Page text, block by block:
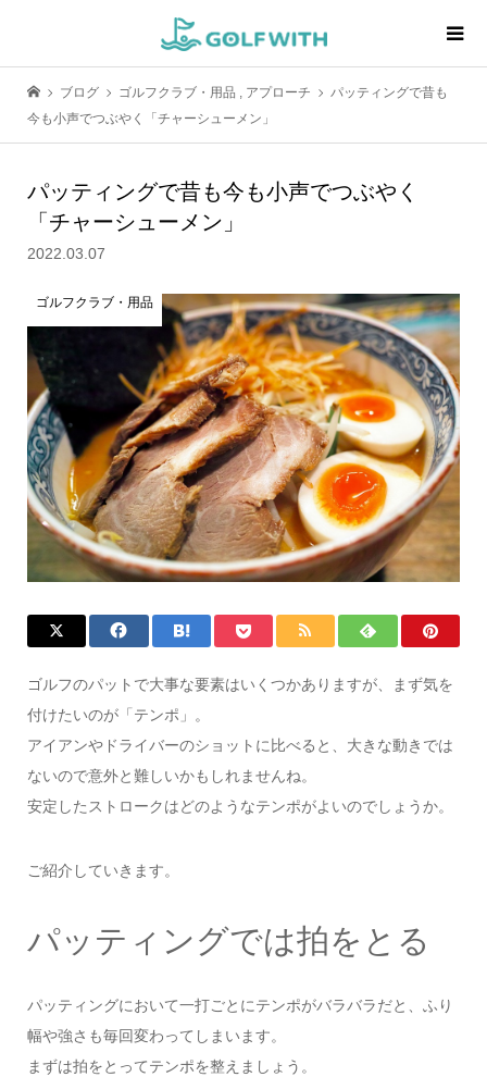
ブログ ゴルフクラブ・用品 , アプローチ
パッティングで昔も
今も小声でつぶやく「チャーシューメン」
パッティングで昔も今も小声でつぶやく
「チャーシューメン」
2022.03.07
ゴルフクラブ・用品
ゴルフのパットで大事な要素はいくつかありますが、まず気を
付けたいのが「テンポ」。
アイアンやドライバーのショットに比べると、大きな動きでは
ないので意外と難しいかもしれませんね。
安定したストロークはどのようなテンポがよいのでしょうか。
ご紹介していきます。
パッティングでは拍をとる
パッティングにおいて一打ごとにテンポがバラバラだと、ふり
幅や強さも毎回変わってしまいます。
まずは拍をとってテンポを整えましょう。